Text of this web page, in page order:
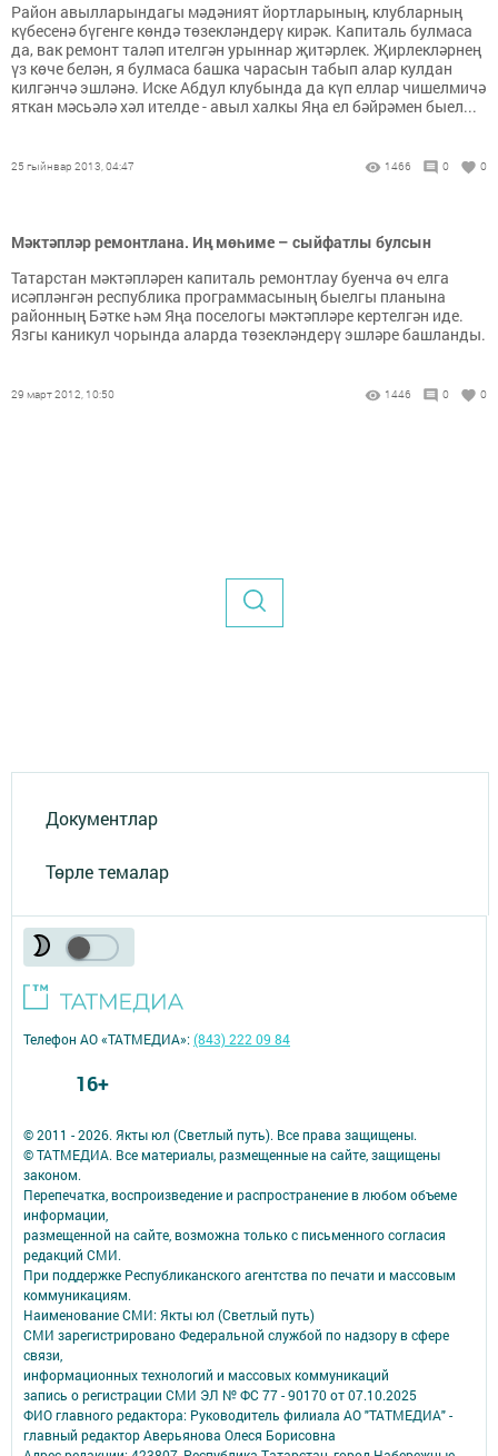
Район авылларындагы мәдәният йортларының, клубларның
күбесенә бүгенге көндә төзекләндерү кирәк. Капиталь булмаса
да, вак ремонт таләп ителгән урыннар җитәрлек. Җирлекләрнең
үз көче белән, я булмаса башка чарасын табып алар кулдан
килгәнчә эшләнә. Иске Абдул клубында да күп еллар чишелмичә
яткан мәсьәлә хәл ителде - авыл халкы Яңа ел бәйрәмен быел...
25 гыйнвар 2013, 04:47 1466 0 0
Мәктәпләр ремонтлана. Иң мөһиме – сыйфатлы булсын
Татарстан мәктәпләрен капиталь ремонтлау буенча өч елга
исәпләнгән республика программасының быелгы планына
районның Бәтке һәм Яңа поселогы мәктәпләре кертелгән иде.
Язгы каникул чорында аларда төзекләндерү эшләре башланды.
29 март 2012, 10:50 1446 0 0
Документлар
Төрле темалар
© 2011 - 2026. Якты юл (Светлый путь). Все права защищены.
© ТАТМЕДИА. Все материалы, размещенные на сайте, защищены
законом.
Перепечатка, воспроизведение и распространение в любом объеме
информации,
размещенной на сайте, возможна только с письменного согласия
редакций СМИ.
При поддержке Республиканского агентства по печати и массовым
коммуникациям.
Наименование СМИ: Якты юл (Светлый путь)
СМИ зарегистрировано Федеральной службой по надзору в сфере
связи,
информационных технологий и массовых коммуникаций
запись о регистрации СМИ ЭЛ № ФС 77 - 90170 от 07.10.2025
ФИО главного редактора: Руководитель филиала АО "ТАТМЕДИА" -
главный редактор Аверьянова Олеся Борисовна
Телефон АО «ТАТМЕДИА»:(843) 222 09 84
16+